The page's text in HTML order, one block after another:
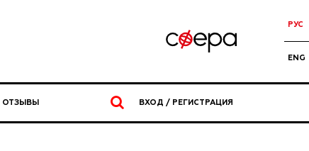
РУС
ENG
ОТЗЫВЫ ВХОД / РЕГИСТРАЦИЯ